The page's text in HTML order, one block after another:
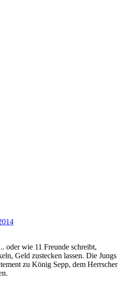
oder wie 11 Freunde schreibt,
Geld zustecken lassen. Die Jungs
zu König Sepp, dem Herrscher